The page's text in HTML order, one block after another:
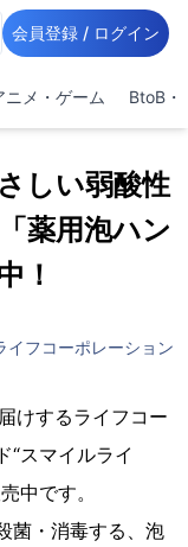
会員登録 / ログイン
ニメ・ゲーム BtoB・
しい弱酸性
薬用泡ハン
！
イフコーポレーション
けするライフコー
“スマイルライ
中です。
菌・消毒する、泡